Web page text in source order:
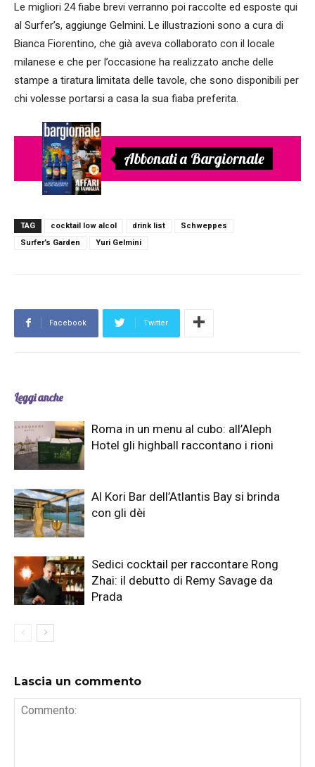
Le migliori 24 fiabe brevi verranno poi raccolte ed esposte qui
al Surfer’s, aggiunge Gelmini. Le illustrazioni sono a cura di
Bianca Fiorentino, che già aveva collaborato con il locale
milanese e che per l’occasione ha realizzato anche delle
stampe a tiratura limitata delle tavole, che sono disponibili per
chi volesse portarsi a casa la sua fiaba preferita.
Abbonati a Bargiornale
TAG cocktail low alcol drink list
Schweppes
Surfer’s Garden
Yuri Gelmini
Facebook Twitter
Leggi anche
Roma in un menu al cubo: all’Aleph
Hotel gli highball raccontano i rioni
Al Kori Bar dell’Atlantis Bay si brinda
con gli dèi
Sedici cocktail per raccontare Rong
Zhai: il debutto di Remy Savage da
Prada
Lascia un commento